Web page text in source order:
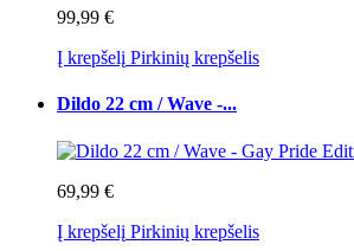
99,99 €
Į krepšelį Pirkinių krepšelis
Dildo 22 cm / Wave -...
69,99 €
Į krepšelį Pirkinių krepšelis